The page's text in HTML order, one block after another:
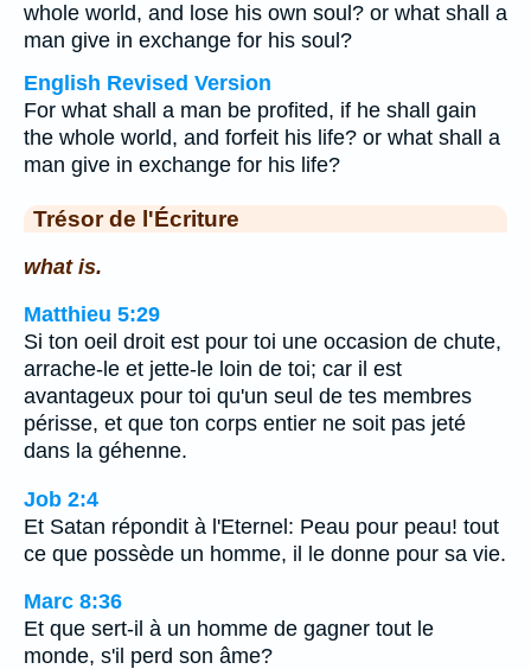
whole world, and lose his own soul? or what shall a
man give in exchange for his soul?
English Revised Version
For what shall a man be profited, if he shall gain
the whole world, and forfeit his life? or what shall a
man give in exchange for his life?
Trésor de l'Écriture
what is.
Matthieu 5:29
Si ton oeil droit est pour toi une occasion de chute,
arrache-le et jette-le loin de toi; car il est
avantageux pour toi qu'un seul de tes membres
périsse, et que ton corps entier ne soit pas jeté
dans la géhenne.
Job 2:4
Et Satan répondit à l'Eternel: Peau pour peau! tout
ce que possède un homme, il le donne pour sa vie.
Marc 8:36
Et que sert-il à un homme de gagner tout le
monde, s'il perd son âme?